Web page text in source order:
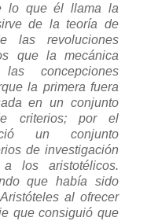
lo que él llama la
de la teoría de
las revoluciones
que la mecánica
concepciones
la primera fuera
en un conjunto
criterios; por el
un conjunto
de investigación
los aristotélicos.
que había sido
al ofrecer
que consiguió que